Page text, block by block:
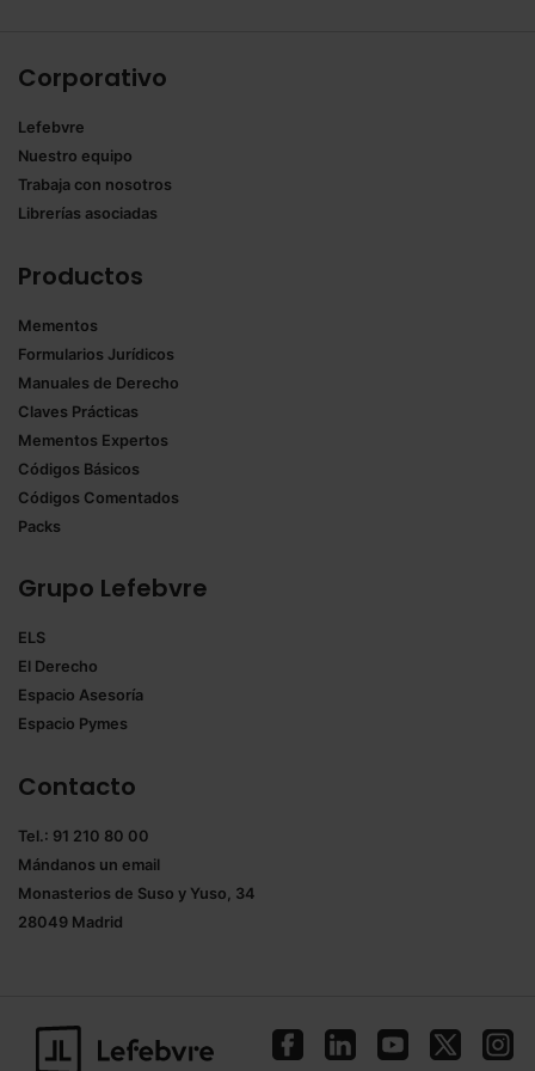
Corporativo
Lefebvre
Nuestro equipo
Trabaja con nosotros
Librerías asociadas
Productos
Mementos
Formularios Jurídicos
Manuales de Derecho
Claves Prácticas
Mementos Expertos
Códigos Básicos
Códigos Comentados
Packs
Grupo Lefebvre
ELS
El Derecho
Espacio Asesoría
Espacio Pymes
Contacto
Tel.: 91 210 80 00
Mándanos un email
Monasterios de Suso y Yuso, 34
28049 Madrid